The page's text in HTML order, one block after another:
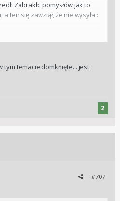
Zabrakło pomysłów jak to
ten się zawziął, że nie wysyła :
Mam nadzieję, że wziął go
tym temacie domknięte... jest
2
#707